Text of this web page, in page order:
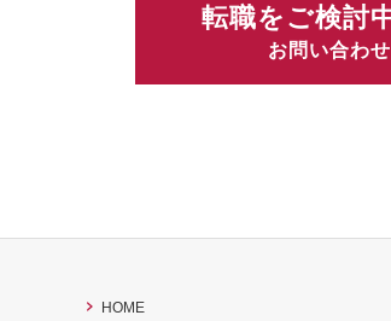
転職をご検討
お問い合わ
HOME